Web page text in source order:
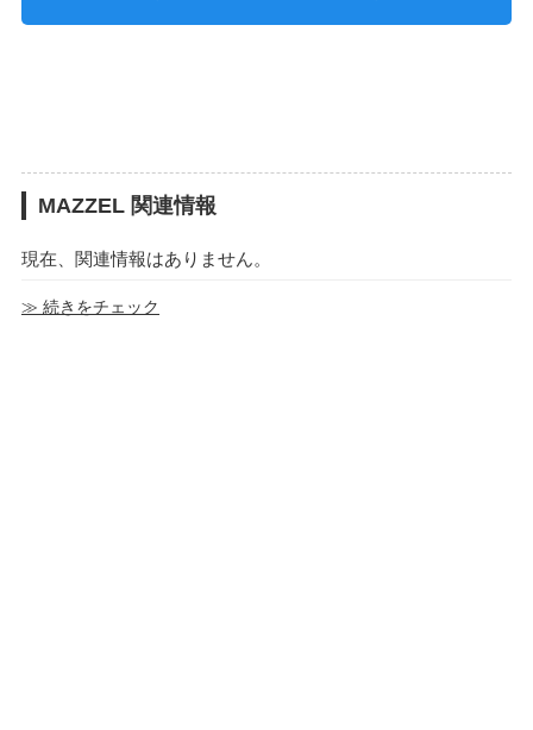
MAZZEL 関連情報
現在、関連情報はありません。
≫ 続きをチェック